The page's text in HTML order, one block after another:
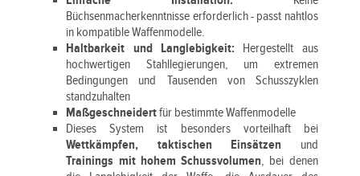
Büchsenmacherkenntnisse erforderlich - passt nahtlos
in kompatible Waffenmodelle.
Haltbarkeit und Langlebigkeit: Hergestellt aus
hochwertigen Stahllegierungen, um extremen
Bedingungen und Tausenden von Schusszyklen
standzuhalten
Maßgeschneidertfür bestimmte Waffenmodelle
Dieses System ist besonders vorteilhaft bei
Wettkämpfen, taktischen Einsätzen und
Trainings mit hohem Schussvolumen, bei denen